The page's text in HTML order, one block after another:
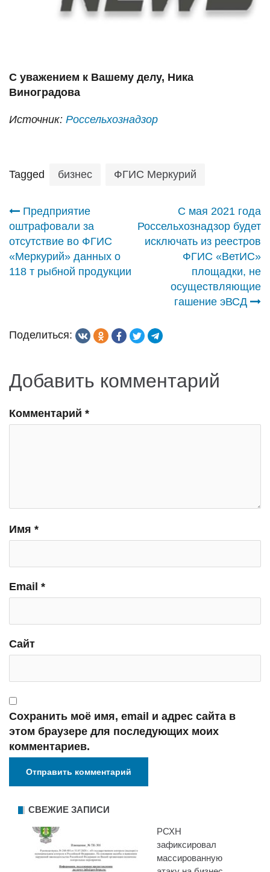
С уважением к Вашему делу, Ника
Виноградова
Источник: Россельхознадзор
Tagged бизнес ФГИС Меркурий
Навигация
по
записям
Предприятие
оштрафовали за
отсутствие во ФГИС
«Меркурий» данных о
118 т рыбной продукции
С мая 2021 года
Россельхознадзор будет
исключать из реестров
ФГИС «ВетИС»
площадки, не
осуществляющие
гашение эВСД
Поделиться:
Добавить комментарий
Комментарий *
Имя *
Email *
Сайт
Сохранить моё имя, email и адрес сайта в
этом браузере для последующих моих
комментариев.
СВЕЖИЕ ЗАПИСИ
РСХН
зафиксировал
массированную